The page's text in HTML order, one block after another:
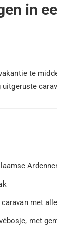
in
te
met
met